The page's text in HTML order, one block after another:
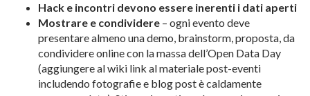
Hack e incontri devono essere inerenti i dati aperti
Mostrare e condividere – ogni evento deve
presentare almeno una demo, brainstorm, proposta, da
condividere online con la massa dell’Open Data Day
(aggiungere al wiki link al materiale post-eventi
includendo fotografie e blog post è caldamente